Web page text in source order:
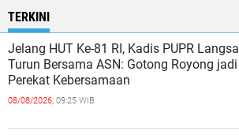
TERKINI
Jelang HUT Ke-81 RI, Kadis PUPR Langsa
Turun Bersama ASN: Gotong Royong jadi
Perekat Kebersamaan
08/08/2026, 09:25 WIB